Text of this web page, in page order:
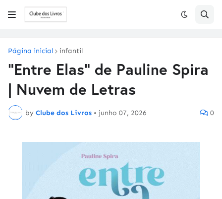
Página inicial infantil
"Entre Elas" de Pauline Spira
| Nuvem de Letras
by Clube dos Livros • junho 07, 2026 0